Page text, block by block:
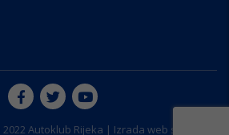
Autoklub Rijeka | Izrada web stranice